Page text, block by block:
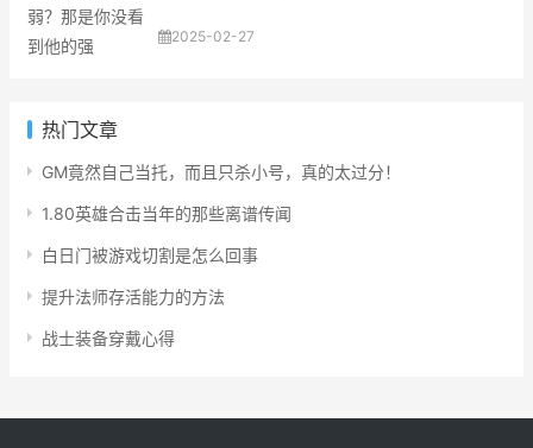
2025-02-27
热门文章
GM竟然自己当托，而且只杀小号，真的太过分！
1.80英雄合击当年的那些离谱传闻
白日门被游戏切割是怎么回事
提升法师存活能力的方法
战士装备穿戴心得